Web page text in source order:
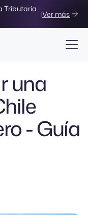
Tributaria
|Ver más
una
- Guía